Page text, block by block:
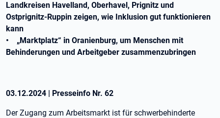
Landkreisen Havelland, Oberhavel, Prignitz und
Ostprignitz-Ruppin zeigen, wie Inklusion gut funktionieren
kann
• „Marktplatz“ in Oranienburg, um Menschen mit
Behinderungen und Arbeitgeber zusammenzubringen
03.12.2024 | Presseinfo Nr. 62
Der Zugang zum Arbeitsmarkt ist für schwerbehinderte